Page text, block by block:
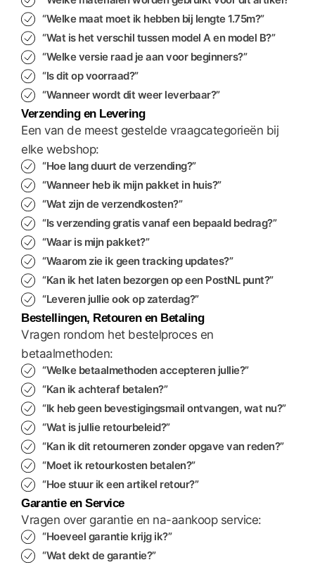
“Welke maat moet ik hebben bij lengte 1.75m?”
“Wat is het verschil tussen model A en model B?”
“Welke versie raad je aan voor beginners?”
“Is dit op voorraad?”
“Wanneer wordt dit weer leverbaar?”
Verzending en Levering
Een van de meest gestelde vraagcategorieën bij
elke webshop:
“Hoe lang duurt de verzending?”
“Wanneer heb ik mijn pakket in huis?”
“Wat zijn de verzendkosten?”
“Is verzending gratis vanaf een bepaald bedrag?”
“Waar is mijn pakket?”
“Waarom zie ik geen tracking updates?”
“Kan ik het laten bezorgen op een PostNL punt?”
“Leveren jullie ook op zaterdag?”
Bestellingen, Retouren en Betaling
Vragen rondom het bestelproces en
betaalmethoden:
“Welke betaalmethoden accepteren jullie?”
“Kan ik achteraf betalen?”
“Ik heb geen bevestigingsmail ontvangen, wat nu?”
“Wat is jullie retourbeleid?”
“Kan ik dit retourneren zonder opgave van reden?”
“Moet ik retourkosten betalen?”
“Hoe stuur ik een artikel retour?”
Garantie en Service
Vragen over garantie en na-aankoop service:
“Hoeveel garantie krijg ik?”
“Wat dekt de garantie?”